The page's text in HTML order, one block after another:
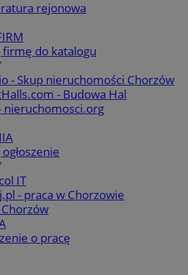
rejonowa
firmę do katalogu
- Skup nieruchomości Chorzów
- Budowa Hal
nieruchomosci.org
IT
- praca w Chorzowie
o pracę